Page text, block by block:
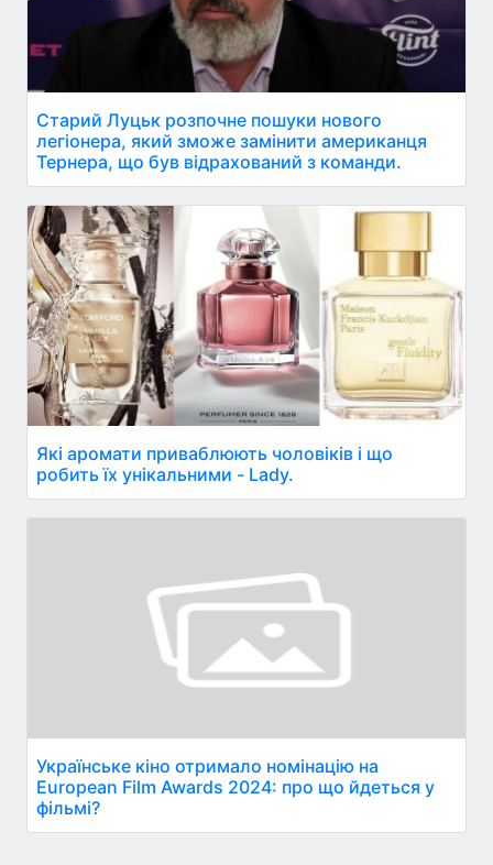
Старий Луцьк розпочне пошуки нового
легіонера, який зможе замінити американця
Тернера, що був відрахований з команди.
Які аромати приваблюють чоловіків і що
робить їх унікальними - Lady.
Українське кіно отримало номінацію на
European Film Awards 2024: про що йдеться у
фільмі?